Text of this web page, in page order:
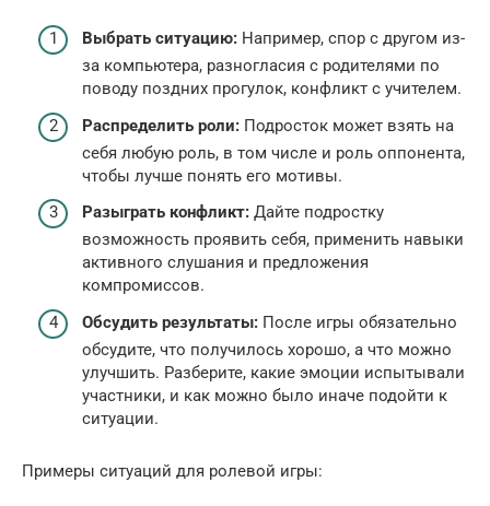
Выбрать ситуацию: Например, спор с другом из-
за компьютера, разногласия с родителями по
поводу поздних прогулок, конфликт с учителем.
Распределить роли: Подросток может взять на
себя любую роль, в том числе и роль оппонента,
чтобы лучше понять его мотивы.
Разыграть конфликт: Дайте подростку
возможность проявить себя, применить навыки
активного слушания и предложения
компромиссов.
Обсудить результаты: После игры обязательно
обсудите, что получилось хорошо, а что можно
улучшить. Разберите, какие эмоции испытывали
участники, и как можно было иначе подойти к
ситуации.
Примеры ситуаций для ролевой игры: